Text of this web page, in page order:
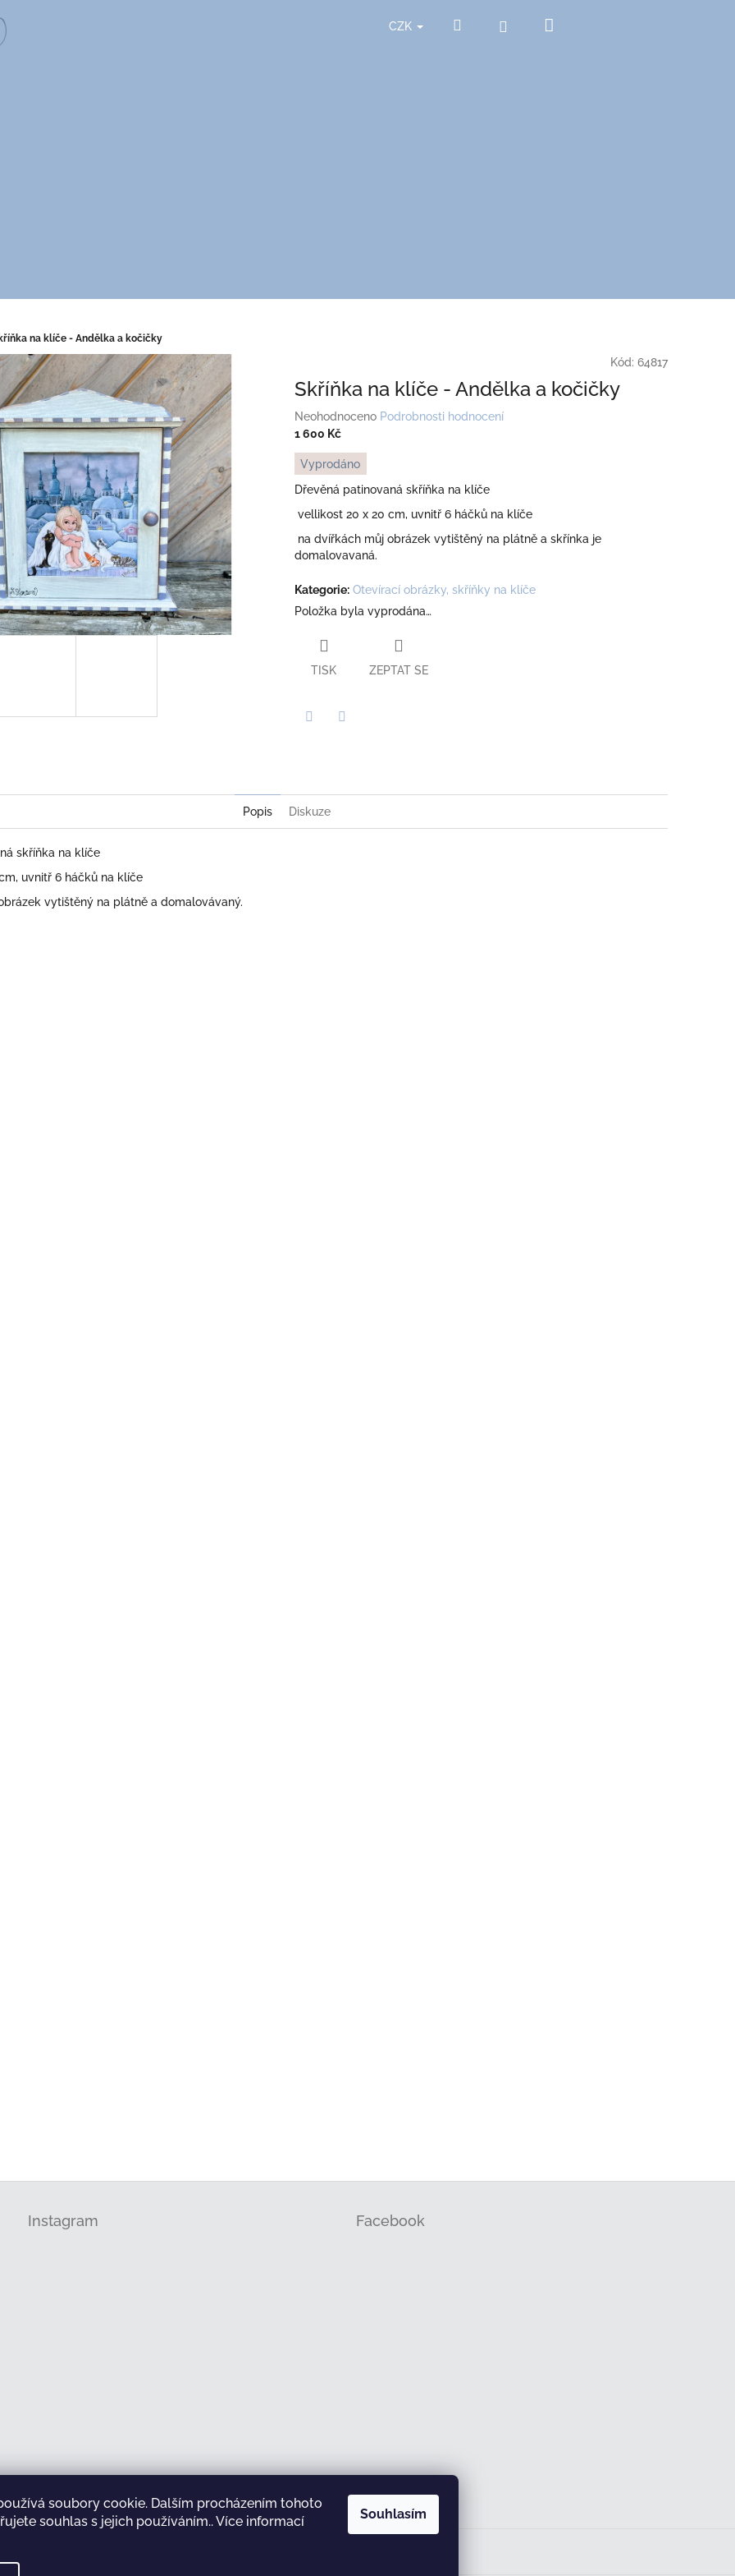
soubory cookie. Dalším procházením tohoto
souhlas s jejich používáním.. Více informací
Souhlasím
CZK Hledat Přihlášení
na klíče - Andělka a kočičky
Kód: 64817
Skříňka na klíče - Andělka a kočičky
Průměrné
hodnocení
je
0,0
z
5
hvězdiček.
Neohodnoceno Podrobnosti hodnocení
1 600 Kč
Měrná
cena:
Vyprodáno
Dřevěná patinovaná skříňka na klíče
vellikost 20 x 20 cm, uvnitř 6 háčků na klíče
na dvířkách můj obrázek vytištěný na plátně a skřínka je
domalovavaná.
Kategorie: Otevírací obrázky, skříňky na klíče
Položka byla vyprodána…
TISK ZEPTAT SE
Popis Diskuze
skříňka na klíče
uvnitř 6 háčků na klíče
vytištěný na plátně a domalovávaný.
Instagram
Sledovat na Instagramu
Facebook